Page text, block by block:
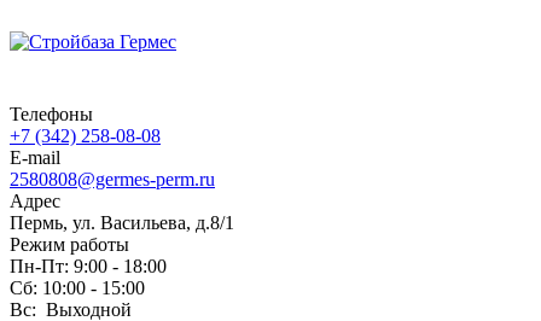
Телефоны
+7 (342) 258-08-08
E-mail
2580808@germes-perm.ru
Адрес
Пермь, ул. Васильева, д.8/1
Режим работы
Пн-Пт: 9:00 - 18:00
Сб: 10:00 - 15:00
Вс: Выходной